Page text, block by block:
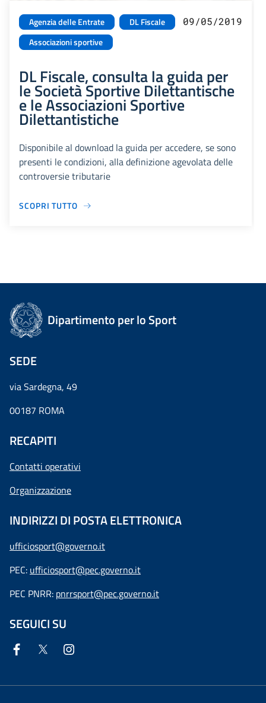
Agenzia delle Entrate
DL Fiscale
Associazioni sportive
09/05/2019
DL Fiscale, consulta la guida per
le Società Sportive Dilettantische
e le Associazioni Sportive
Dilettantistiche
Disponibile al download la guida per accedere, se sono
presenti le condizioni, alla definizione agevolata delle
controversie tributarie
SCOPRI TUTTO
Dipartimento per lo Sport
SEDE
via Sardegna, 49
00187 ROMA
RECAPITI
Contatti operativi
Organizzazione
INDIRIZZI DI POSTA ELETTRONICA
ufficiosport@governo.it
PEC: ufficiosport@pec.governo.it
PEC PNRR: pnrrsport@pec.governo.it
SEGUICI SU